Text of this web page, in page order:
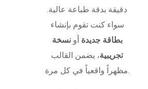
دقيقة بدقة طباعة عالية.
سواء كنت تقوم بإنشاء
بطاقة جديدة أونسخة
تجريبية، يضمن القالب
مظهراً واقعياً في كل مرة.